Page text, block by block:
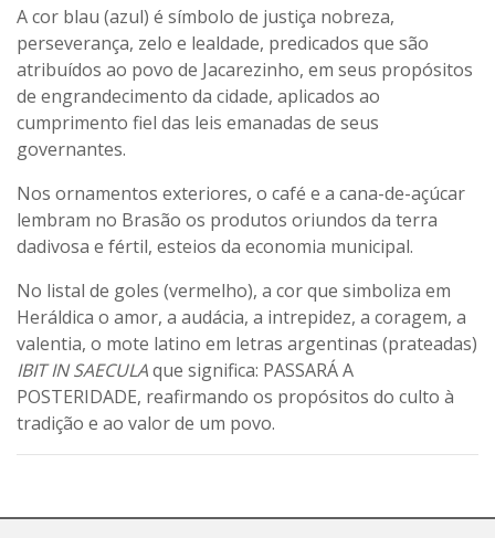
A cor blau (azul) é símbolo de justiça nobreza,
perseverança, zelo e lealdade, predicados que são
atribuídos ao povo de Jacarezinho, em seus propósitos
de engrandecimento da cidade, aplicados ao
cumprimento fiel das leis emanadas de seus
governantes.
Nos ornamentos exteriores, o café e a cana-de-açúcar
lembram no Brasão os produtos oriundos da terra
dadivosa e fértil, esteios da economia municipal.
No listal de goles (vermelho), a cor que simboliza em
Heráldica o amor, a audácia, a intrepidez, a coragem, a
valentia, o mote latino em letras argentinas (prateadas)
IBIT IN SAECULAque significa: PASSARÁ A
POSTERIDADE, reafirmando os propósitos do culto à
tradição e ao valor de um povo.